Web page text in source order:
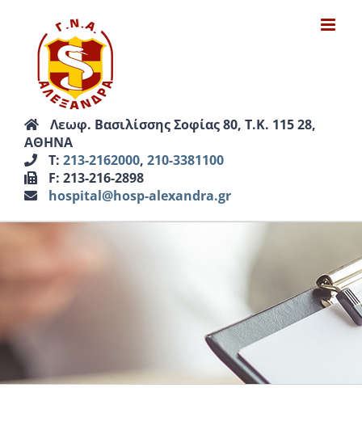
περιεχόμενο
Λεωφ. Βασιλίσσης Σοφίας 80, Τ.Κ. 115 28,
ΑΘΗΝΑ
Τ: 213-2162000, 210-3381100
F: 213-216-2898
hospital@hosp-alexandra.gr